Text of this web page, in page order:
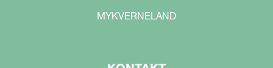
MYKVERNELAND